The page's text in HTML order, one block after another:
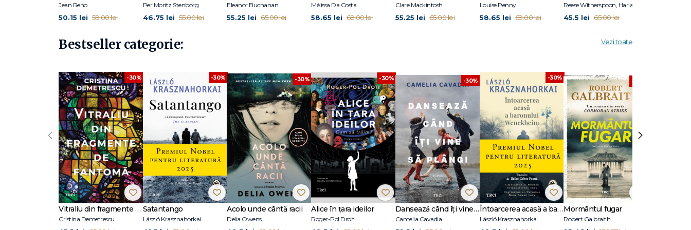
Jean Reno
50.15 lei 59.00 lei
Per Moritz Stenborg
46.75 lei 55.00 lei
Eleanor Buchanan
55.25 lei 65.00 lei
Mélissa Da Costa
58.65 lei 69.00 lei
Clare Mackintosh
55.25 lei 65.00 lei
Louise Penny
58.65 lei 69.00 lei 45.5 lei 65.00 lei
Bestseller categorie: Vezi toate
-30%
Vitraliu din fragmente de fantomă
Cristina Demetrescu
-30%
Satantango
László Krasznahorkai
-30%
Acolo unde cântă racii
Delia Owens
-30%
Alice în țara ideilor
Roger-Pol Droit
-30%
Dansează când îți vine să plângi
Camelia Cavadia
-30%
Întoarcerea acasă a baronului Wenckheim
László Krasznahorkai
-30%
Mormântul fugar
Robert Galbraith
‹ ›